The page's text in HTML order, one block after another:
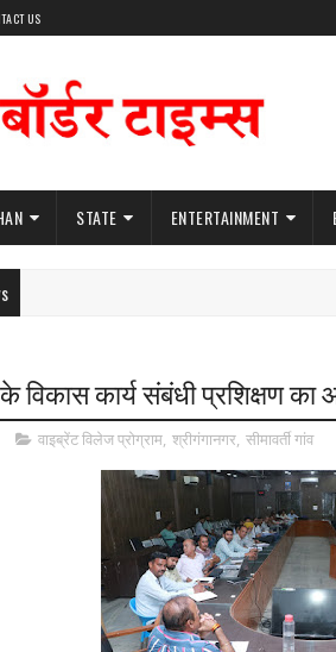
US
STATE ENTERTAINMENT
के विकास कार्य संबंधी प्रशिक्षण
वाइब्रेंट विलेज प्रोग्राम, श्रीगंगानगर, सीमावर्ती गांव